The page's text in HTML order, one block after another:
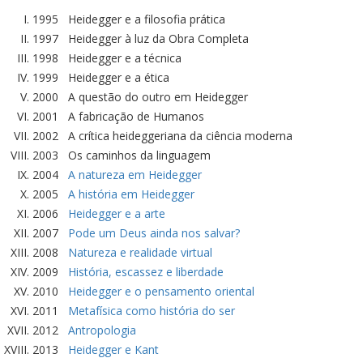
1995 Heidegger e a filosofia prática
1997 Heidegger à luz da Obra Completa
1998 Heidegger e a técnica
1999 Heidegger e a ética
2000 A questão do outro em Heidegger
2001 A fabricação de Humanos
2002 A crítica heideggeriana da ciência moderna
2003 Os caminhos da linguagem
2004 A natureza em Heidegger
2005 A história em Heidegger
2006 Heidegger e a arte
2007 Pode um Deus ainda nos salvar?
2008 Natureza e realidade virtual
2009 História, escassez e liberdade
2010 Heidegger e o pensamento oriental
2011 Metafísica como história do ser
2012 Antropologia
2013 Heidegger e Kant